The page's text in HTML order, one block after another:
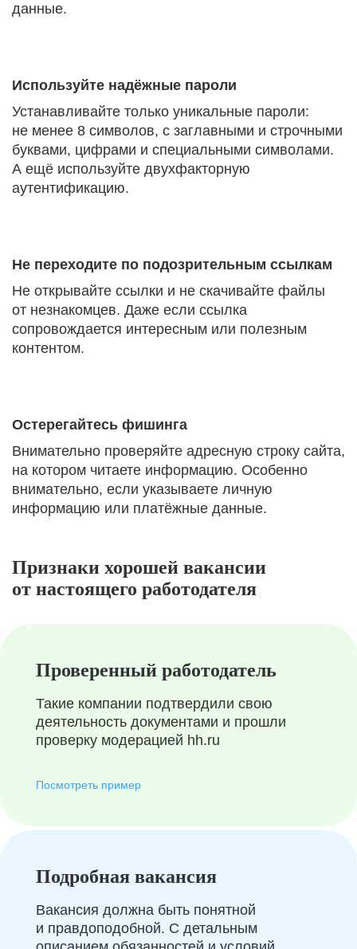
данные.
Используйте надёжные пароли
Устанавливайте только уникальные пароли:
не менее 8 символов, с заглавными и строчными
буквами, цифрами и специальными символами.
А ещё используйте двухфакторную
аутентификацию.
Не переходите по подозрительным ссылкам
Не открывайте ссылки и не скачивайте файлы
от незнакомцев. Даже если ссылка
сопровождается интересным или полезным
контентом.
Остерегайтесь фишинга
Внимательно проверяйте адресную строку сайта,
на котором читаете информацию. Особенно
внимательно, если указываете личную
информацию или платёжные данные.
Признаки хорошей вакансии
от настоящего работодателя
Проверенный работодатель
Такие компании подтвердили свою
деятельность документами и прошли
проверку модерацией hh.ru
Посмотреть пример
Подробная вакансия
Вакансия должна быть понятной
и правдоподобной. С детальным